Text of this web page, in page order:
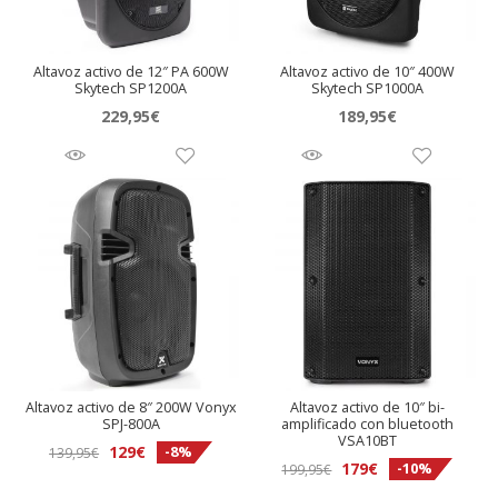
Altavoz activo de 12″ PA 600W
Skytech SP1200A
229,95€
Altavoz activo de 10″ 400W
Skytech SP1000A
189,95€
Altavoz activo de 8″ 200W Vonyx
SPJ-800A
139,95€
El
129€El
-8%
Altavoz activo de 10″ bi-
amplificado con bluetooth
VSA10BT
199,95€ El
179€El
-10%